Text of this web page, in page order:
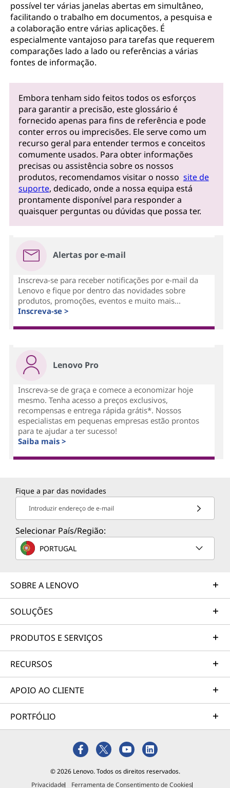
possível ter várias janelas abertas em simultâneo,
facilitando o trabalho em documentos, a pesquisa e
a colaboração entre várias aplicações. É
especialmente vantajoso para tarefas que requerem
comparações lado a lado ou referências a várias
fontes de informação.
Embora tenham sido feitos todos os esforços
para garantir a precisão, este glossário é
fornecido apenas para fins de referência e pode
conter erros ou imprecisões. Ele serve como um
recurso geral para entender termos e conceitos
comumente usados. Para obter informações
precisas ou assistência sobre os nossos
produtos, recomendamos visitar o nosso site de
suporte, dedicado, onde a nossa equipa está
prontamente disponível para responder a
quaisquer perguntas ou dúvidas que possa ter.
Alertas por e-mail
Inscreva-se para receber notificações por e-mail da
Lenovo e fique por dentro das novidades sobre
produtos, promoções, eventos e muito mais...
Inscreva-se >
Lenovo Pro
Inscreva-se de graça e comece a economizar hoje
mesmo. Tenha acesso a preços exclusivos,
recompensas e entrega rápida grátis*. Nossos
especialistas em pequenas empresas estão prontos
para te ajudar a ter sucesso!
Saiba mais >
Fique a par das novidades
Introduzir endereço de e-mail
Selecionar País/Região:
PORTUGAL
SOBRE A LENOVO
SOLUÇÕES
PRODUTOS E SERVIÇOS
RECURSOS
APOIO AO CLIENTE
PORTFÓLIO
© 2026 Lenovo. Todos os direitos reservados.
Privacidade
Ferramenta de Consentimento de Cookies